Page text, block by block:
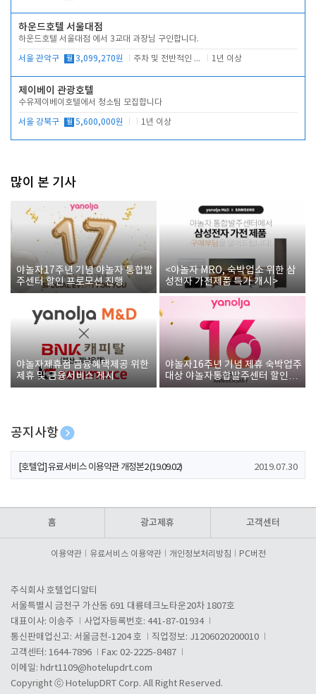
하운드호텔 서울대점
하운드호텔 서울대점 에서 3교대 과장님 구인합니다.
서울 관악구 월 3,099,270원 주차 및 전반적인 당번업무 1년 이상
제이베이 관광호텔
수유제이베이호텔에서 청소팀 모집합니다
서울 강북구 월 5,600,000원 1년 이상
많이 본 기사
야놀자17주년 기념 야놀자 통합발
주센터 할인 프로모션 진행
<야놀자 MRO, 숙박업소 위한 삼
성전자 가전제품 특가 개시>
야놀자제휴점 금융혜택제공 위한
제휴 및 금융서비스 게시
야놀자16주년 기념 제휴 숙박업주
대상 야놀자통합발주센터 할인쿠
폰 증정
공지사항
[호텔업] 개인정보 처리방침 개정본1 (19.09.02)
[호텔업] 유료서비스 이용약관 개정본2 (19.09.02) 2019.07.30
홈 광고제휴 고객센터
이용약관 유료서비스 이용약관 개인정보처리방침 PC버전
주식회사 호텔업디알티
서울특별시 금천구 가산동 691 대륭테크노타운20차 1807호
대표이사: 이송주
사업자등록번호: 441-87-01934
통신판매업신고: 서울금천-1204 호
직업정보: J1206020200010
고객센터: 1644-7896
Fax: 02-2225-8487
이메일: hdrt1109@hotelupdrt.com
Copyright ⓒ HotelupDRT Corp. All Right Reserved.